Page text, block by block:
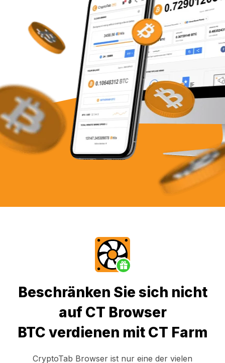
Beschränken Sie sich nicht
auf CT Browser
BTC verdienen mit CT Farm
CryptoTab Browser ist nur eine der vielen